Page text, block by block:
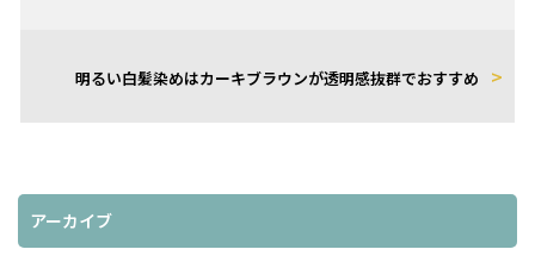
明るい白髪染めはカーキブラウンが透明感抜群でおすすめ
アーカイブ